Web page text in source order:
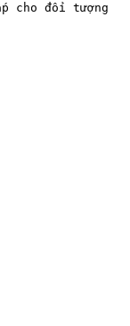
cho đối tượng